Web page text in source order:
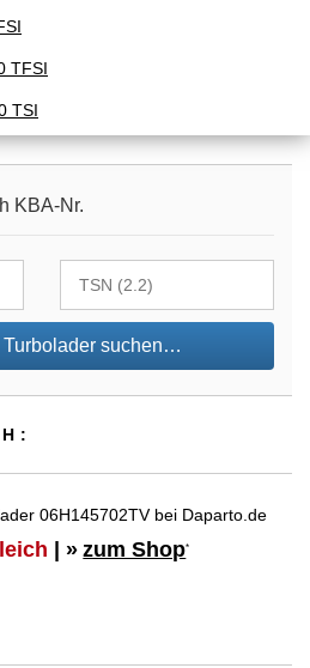
TFSI
TSI
KBA-Nr.
Turbolader suchen…
06H145702TV bei Daparto.de
| » zum Shop*